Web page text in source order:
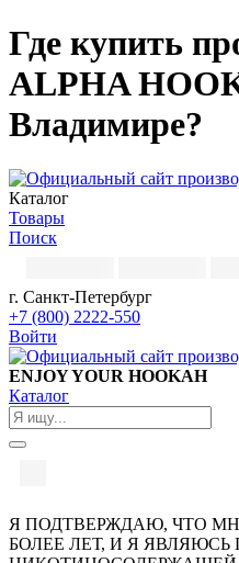
Где купить
ALPHA
Владимире?
Каталог
Товары
Поиск
г. Санкт-Петербург
+7 (800) 2222-550
Войти
ENJOY YOUR HOOKAH
Каталог
Я ПОДТВЕРЖДАЮ, ЧТО
БОЛЕЕ ЛЕТ, И Я ЯВЛЯЮСЬ